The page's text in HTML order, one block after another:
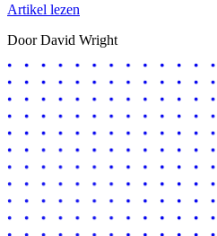
Artikel lezen
Door David Wright